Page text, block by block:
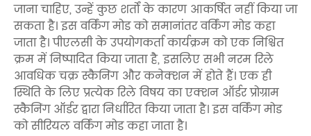
जाना चाहिए, उन्हें कुछ शर्तों के कारण आकर्षित नहीं किया जा
सकता है। इस वर्किंग मोड को समानांतर वर्किंग मोड कहा
जाता है। पीएलसी के उपयोगकर्ता कार्यक्रम को एक निश्चित
क्रम में निष्पादित किया जाता है, इसलिए सभी नरम रिले
आवधिक चक्र स्कैनिंग और कनेक्शन में होते हैं। एक ही
स्थिति के लिए प्रत्येक रिले विषय का एक्शन ऑर्डर प्रोग्राम
स्कैनिंग ऑर्डर द्वारा निर्धारित किया जाता है। इस वर्किंग मोड
को सीरियल वर्किंग मोड कहा जाता है।